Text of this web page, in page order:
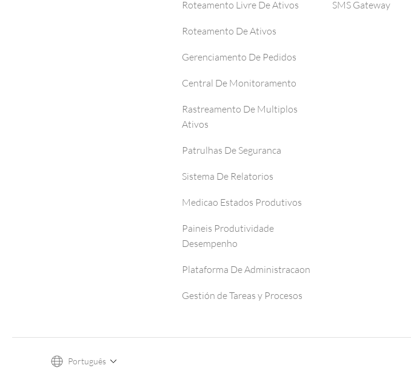
Roteamento Livre De Ativos
Roteamento De Ativos
Gerenciamento De Pedidos
Central De Monitoramento
Rastreamento De Multiplos
Ativos
Patrulhas De Seguranca
Sistema De Relatorios
Medicao Estados Produtivos
Paineis Produtividade
Desempenho
Plataforma De Administracaon
Gestión de Tareas y Procesos
SMS Gateway
Português